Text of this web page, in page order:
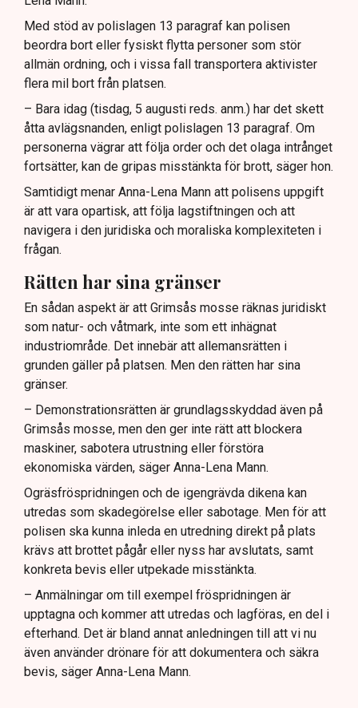
Med stöd av polislagen 13 paragraf kan polisen
beordra bort eller fysiskt flytta personer som stör
allmän ordning, och i vissa fall transportera aktivister
flera mil bort från platsen.
– Bara idag (tisdag, 5 augusti reds. anm.) har det skett
åtta avlägsnanden, enligt polislagen 13 paragraf. Om
personerna vägrar att följa order och det olaga intrånget
fortsätter, kan de gripas misstänkta för brott, säger hon.
Samtidigt menar Anna-Lena Mann att polisens uppgift
är att vara opartisk, att följa lagstiftningen och att
navigera i den juridiska och moraliska komplexiteten i
frågan.
Rätten har sina gränser
En sådan aspekt är att Grimsås mosse räknas juridiskt
som natur- och våtmark, inte som ett inhägnat
industriområde. Det innebär att allemansrätten i
grunden gäller på platsen. Men den rätten har sina
gränser.
– Demonstrationsrätten är grundlagsskyddad även på
Grimsås mosse, men den ger inte rätt att blockera
maskiner, sabotera utrustning eller förstöra
ekonomiska värden, säger Anna-Lena Mann.
Ogräsfröspridningen och de igengrävda dikena kan
utredas som skadegörelse eller sabotage. Men för att
polisen ska kunna inleda en utredning direkt på plats
krävs att brottet pågår eller nyss har avslutats, samt
konkreta bevis eller utpekade misstänkta.
– Anmälningar om till exempel fröspridningen är
upptagna och kommer att utredas och lagföras, en del i
efterhand. Det är bland annat anledningen till att vi nu
även använder drönare för att dokumentera och säkra
bevis, säger Anna-Lena Mann.